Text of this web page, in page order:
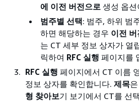
에 이전 버전으로 생성 옵
범주별 선택: 범주, 하위 범
하면 해당하는 경우 이전
는 CT 세부 정보 상자가 열
릭하여 RFC 실행 페이지를
RFC 실행 페이지에서 CT 이름
정보 상자를 확인합니다. 제목
형 찾아보기 보기에서 CT를 선